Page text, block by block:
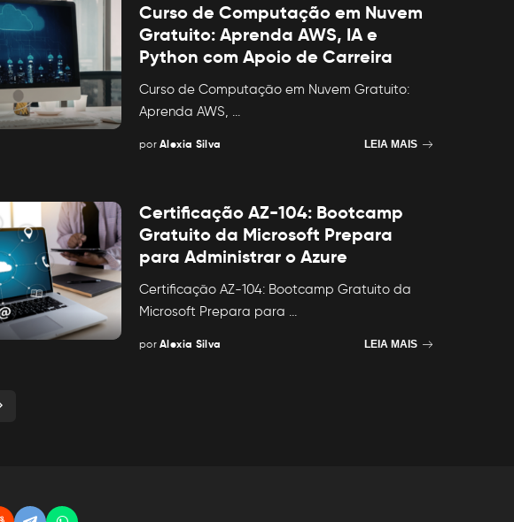
Curso de Computação em Nuvem
Gratuito: Aprenda AWS, IA e
Python com Apoio de Carreira
Curso de Computação em Nuvem Gratuito:
Aprenda AWS, ...
Posted
por Alexia Silva LEIA MAIS
Certificação AZ-104: Bootcamp
Gratuito da Microsoft Prepara
para Administrar o Azure
Certificação AZ-104: Bootcamp Gratuito da
Microsoft Prepara para ...
Posted
por Alexia Silva LEIA MAIS